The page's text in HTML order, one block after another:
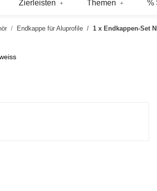
Zierleisten Themen %
Endkappe für Aluprofile 1 x Endkappen-Set